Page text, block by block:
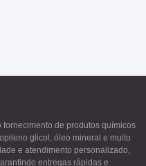
de produtos químicos
glicol, óleo mineral e muito
e atendimento personalizado,
entregas rápidas e